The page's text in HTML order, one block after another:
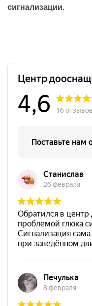
сигнализации.